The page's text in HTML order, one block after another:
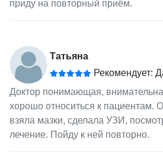
приду на повторный приём.
Татьяна
Рекомендует:
Доктор понимающая,
хорошо относиться к пациентам.
взяла мазки, сделала УЗИ,
лечение. Пойду к ней повторно.